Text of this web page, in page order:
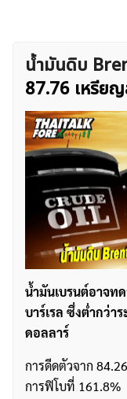
น้ำมันดิบ
87.76 เหรีย
น้ำมันเบรนต์อาจท
บาร์เรล ซึ่งต่ำกว่า
ดอลลาร์
การดีดตัวจาก
การฟิโบที่ 161.8%